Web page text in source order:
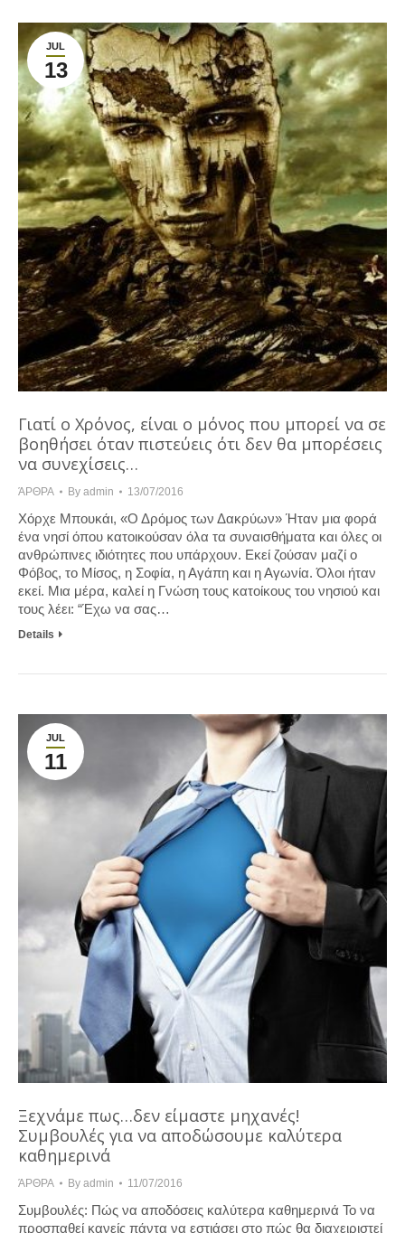
JUL
13
Γιατί ο Χρόνος, είναι ο μόνος που μπορεί να σε
βοηθήσει όταν πιστεύεις ότι δεν θα μπορέσεις
να συνεχίσεις…
ΆΡΘΡΑ By admin 13/07/2016
Χόρχε Μπουκάι, «Ο Δρόμος των Δακρύων» Ήταν μια φορά
ένα νησί όπου κατοικούσαν όλα τα συναισθήματα και όλες οι
ανθρώπινες ιδιότητες που υπάρχουν. Εκεί ζούσαν μαζί ο
Φόβος, το Μίσος, η Σοφία, η Αγάπη και η Αγωνία. Όλοι ήταν
εκεί. Μια μέρα, καλεί η Γνώση τους κατοίκους του νησιού και
τους λέει: “Έχω να σας…
Details
JUL
11
Ξεχνάμε πως…δεν είμαστε μηχανές!
Συμβουλές για να αποδώσουμε καλύτερα
καθημερινά
ΆΡΘΡΑ By admin 11/07/2016
Συμβουλές: Πώς να αποδόσεις καλύτερα καθημερινά Το να
προσπαθεί κανείς πάντα να εστιάσει στο πώς θα διαχειριστεί